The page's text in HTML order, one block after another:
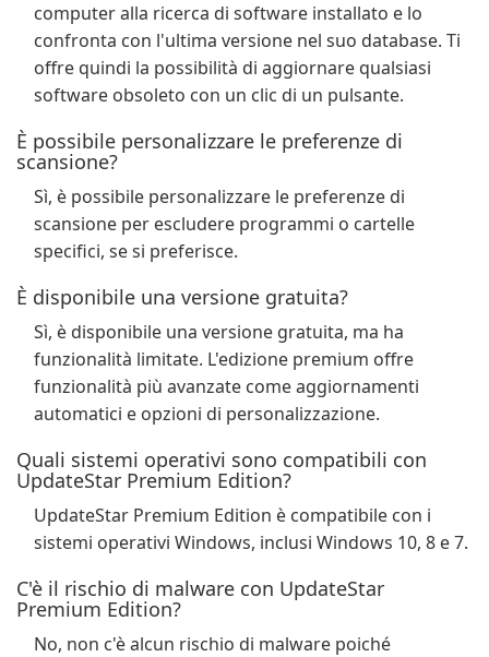
computer alla ricerca di software installato e lo
confronta con l'ultima versione nel suo database. Ti
offre quindi la possibilità di aggiornare qualsiasi
software obsoleto con un clic di un pulsante.
È possibile personalizzare le preferenze di
scansione?
Sì, è possibile personalizzare le preferenze di
scansione per escludere programmi o cartelle
specifici, se si preferisce.
È disponibile una versione gratuita?
Sì, è disponibile una versione gratuita, ma ha
funzionalità limitate. L'edizione premium offre
funzionalità più avanzate come aggiornamenti
automatici e opzioni di personalizzazione.
Quali sistemi operativi sono compatibili con
UpdateStar Premium Edition?
UpdateStar Premium Edition è compatibile con i
sistemi operativi Windows, inclusi Windows 10, 8 e 7.
C'è il rischio di malware con UpdateStar
Premium Edition?
No, non c'è alcun rischio di malware poiché